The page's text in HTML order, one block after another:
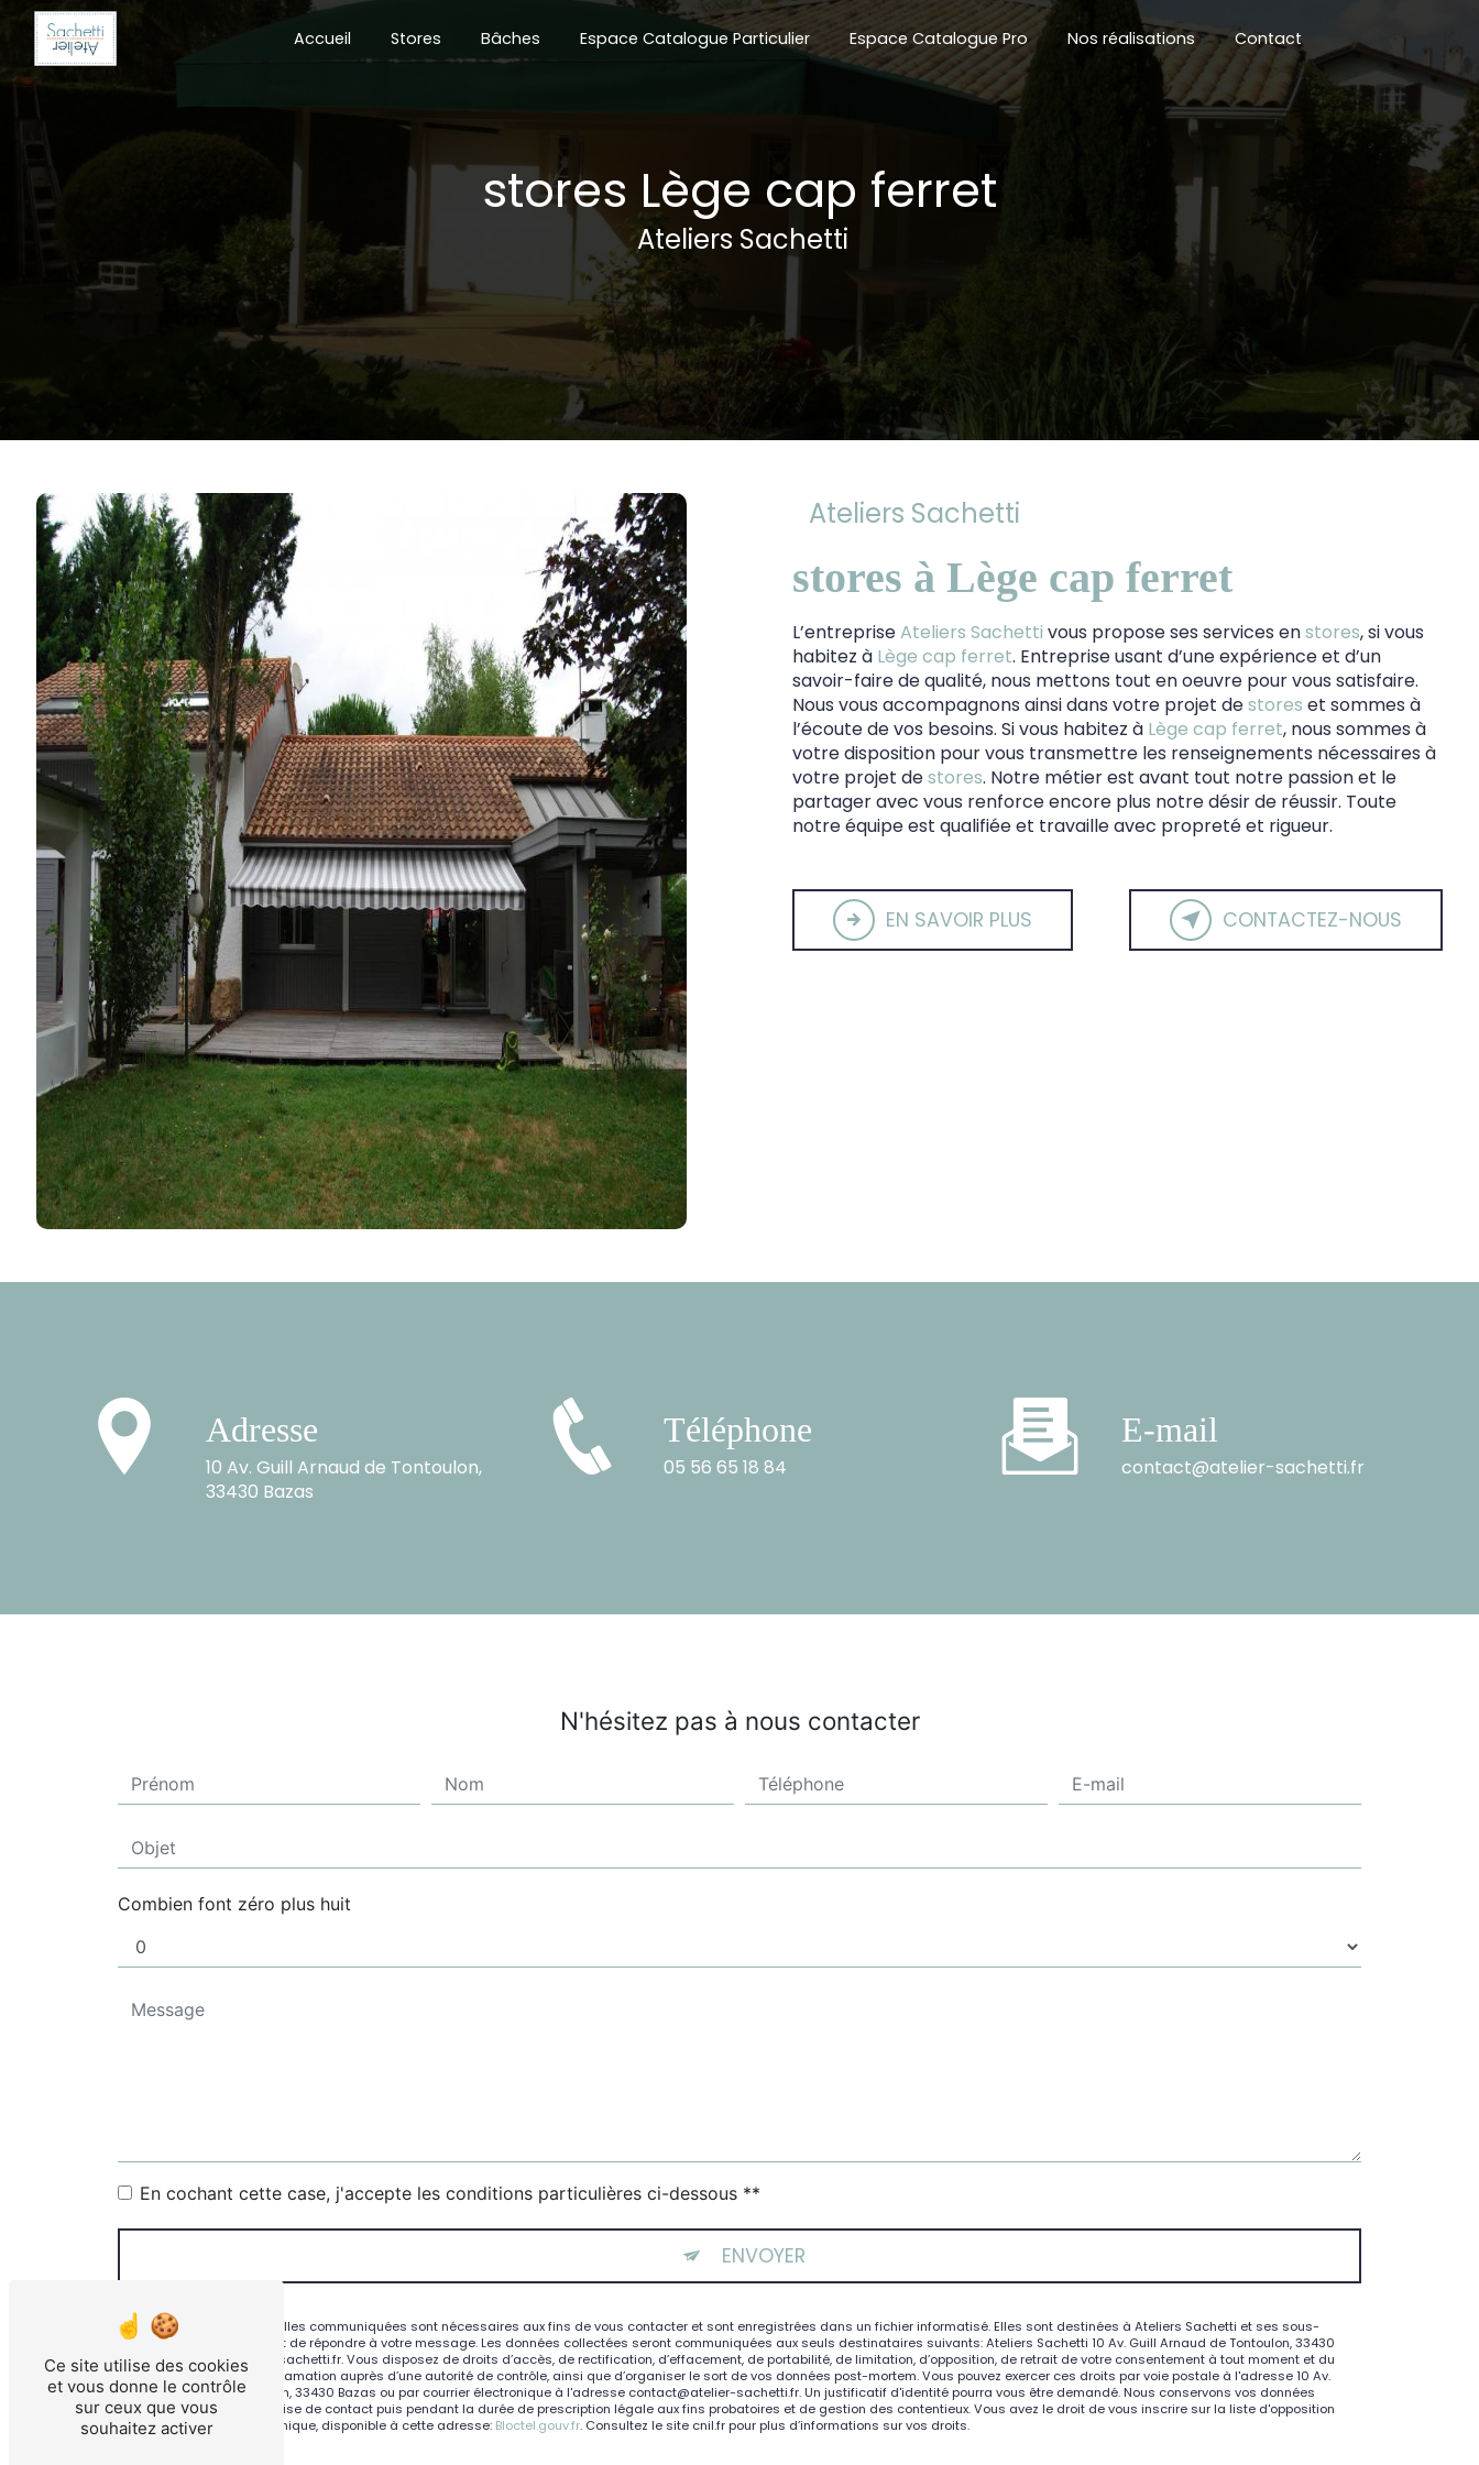
Accueil Stores Bâches Espace Catalogue Particulier Espace Catalogue Pro Nos réalisations Contact
stores Lège cap ferret
Ateliers Sachetti
Ateliers Sachetti
stores à Lège cap ferret
L’entrepriseAteliers Sachetti vous propose ses services enstores, si vous
habitez à Lège cap ferret. Entreprise usant d’une expérience et d’un
savoir-faire de qualité, nous mettons tout en oeuvre pour vous satisfaire.
Nous vous accompagnons ainsi dans votre projet destores et sommes à
l’écoute de vos besoins. Si vous habitez à Lège cap ferret, nous sommes à
votre disposition pour vous transmettre les renseignements nécessaires à
votre projet destores. Notre métier est avant tout notre passion et le
partager avec vous renforce encore plus notre désir de réussir. Toute
notre équipe est qualifiée et travaille avec propreté et rigueur.
EN SAVOIR PLUS CONTACTEZ-NOUS
Adresse
10 Av. Guill Arnaud de Tontoulon,
33430 Bazas
Téléphone
05 56 65 18 84
E-mail
contact@atelier-sachetti.fr
N'hésitez pas à nous contacter
Combien font zéro plus huit
En cochant cette case, j'accepte les conditions particulières ci-dessous **
ENVOYER
** Les données personnelles communiquées sont nécessaires aux fins de vous contacter et sont enregistrées dans un fichier informatisé. Elles sont destinées à Ateliers Sachetti et ses sous-
traitants dans le seul but de répondre à votre message. Les données collectées seront communiquées aux seuls destinataires suivants: Ateliers Sachetti 10 Av. Guill Arnaud de Tontoulon, 33430
Bazas contact@atelier-sachetti.fr. Vous disposez de droits d’accès, de rectification, d’effacement, de portabilité, de limitation, d’opposition, de retrait de votre consentement à tout moment et du
droit d’introduire une réclamation auprès d’une autorité de contrôle, ainsi que d’organiser le sort de vos données post-mortem. Vous pouvez exercer ces droits par voie postale à l'adresse 10 Av.
Guill Arnaud de Tontoulon, 33430 Bazas ou par courrier électronique à l'adresse contact@atelier-sachetti.fr. Un justificatif d'identité pourra vous être demandé. Nous conservons vos données
pendant la période de prise de contact puis pendant la durée de prescription légale aux fins probatoires et de gestion des contentieux. Vous avez le droit de vous inscrire sur la liste d'opposition
au démarchage téléphonique, disponible à cette adresse: Bloctel.gouv.fr. Consultez le site cnil.fr pour plus d’informations sur vos droits.
Panneau de gestion des cookies
Ce site utilise des cookies
et vous donne le contrôle
sur ceux que vous
souhaitez activer